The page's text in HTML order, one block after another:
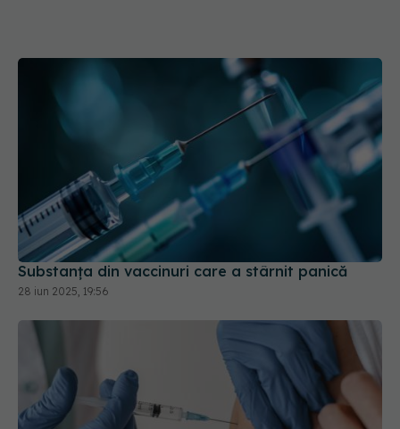
Substanța din vaccinuri care a stârnit panică
28 iun 2025, 19:56